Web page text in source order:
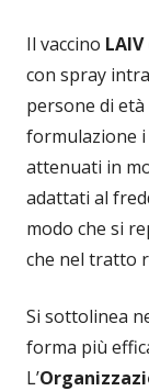
Il vaccino
con spray
persone di
formulazione i
attenuati in
adattati al
modo che si
che nel tratto
Si sottolinea
forma più
L’